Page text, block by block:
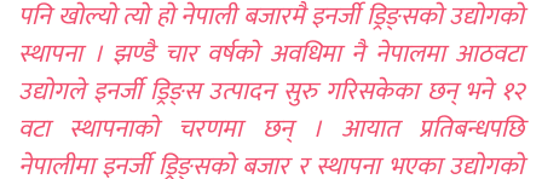
पनि खोल्यो त्यो हो नेपाली बजारमै इनर्जी ड्रिङ्सको उद्योगको
स्थापना । झण्डै चार वर्षको अवधिमा नै नेपालमा आठवटा
उद्योगले इनर्जी ड्रिङ्स उत्पादन सुरु गरिसकेका छन् भने १२
वटा स्थापनाको चरणमा छन् । आयात प्रतिबन्धपछि
नेपालीमा इनर्जी ड्रिङ्सको बजार र स्थापना भएका उद्योगको